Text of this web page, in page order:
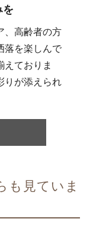
を
、高齢者の方
落を楽しんで
えておりま
りが添えられ
も見ていま